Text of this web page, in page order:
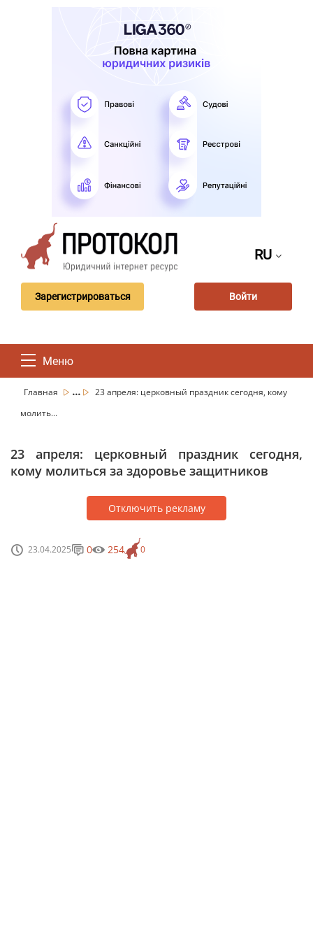
RU
Зарегистрироваться Войти
Меню
Главная ...
23 апреля: церковный праздник сегодня, кому
молить...
23 апреля: церковный праздник сегодня,
кому молиться за здоровье защитников
Отключить рекламу
23.04.2025 0
0 254